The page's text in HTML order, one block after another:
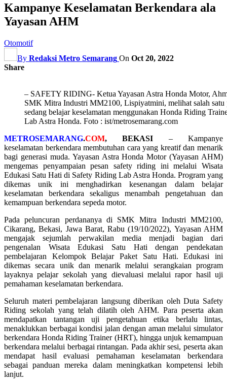
Kampanye Keselamatan Berkendara ala
Yayasan AHM
Otomotif
By Redaksi Metro Semarang On Oct 20, 2022
Share
– SAFETY RIDING- Ketua Yayasan Astra Honda Motor,
SMK Mitra Industri MM2100, Lispiyatmini, melihat salah satu
sedang belajar keselamatan menggunakan Honda Riding
Lab Astra Honda. Foto : ist/metrosemarang.com
METROSEMARANG.COM, BEKASI – Kampanye
keselamatan berkendara membutuhan cara yang kreatif dan menarik
bagi generasi muda. Yayasan Astra Honda Motor (Yayasan AHM)
mengemas penyampaian pesan safety riding ini melalui Wisata
Edukasi Satu Hati di Safety Riding Lab Astra Honda. Program yang
dikemas unik ini menghadirkan kesenangan dalam belajar
keselamatan berkendara sekaligus menambah pengetahuan dan
kemampuan berkendara sepeda motor.
Pada peluncuran perdananya di SMK Mitra Industri MM2100,
Cikarang, Bekasi, Jawa Barat, Rabu (19/10/2022), Yayasan AHM
mengajak sejumlah perwakilan media menjadi bagian dari
pengenalan Wisata Edukasi Satu Hati dengan pendekatan
pembelajaran Kelompok Belajar Paket Satu Hati. Edukasi ini
dikemas secara unik dan menarik melalui serangkaian program
layaknya pelajar sekolah yang dievaluasi melalui rapor hasil uji
pemahaman keselamatan berkendara.
Seluruh materi pembelajaran langsung diberikan oleh Duta Safety
Riding sekolah yang telah dilatih oleh AHM. Para peserta akan
mendapatkan tantangan uji pengetahuan etika berlalu lintas,
menaklukkan berbagai kondisi jalan dengan aman melalui simulator
berkendara Honda Riding Trainer (HRT), hingga unjuk kemampuan
berkendara melalui berbagai rintangan. Pada akhir sesi, peserta akan
mendapat hasil evaluasi pemahaman keselamatan berkendara
sebagai panduan mereka dalam meningkatkan kompetensi lebih
lanjut.